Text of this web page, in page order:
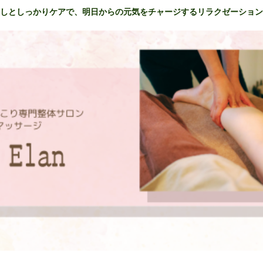
としっかりケアで、明日からの元気をチャージするリラクゼーショ